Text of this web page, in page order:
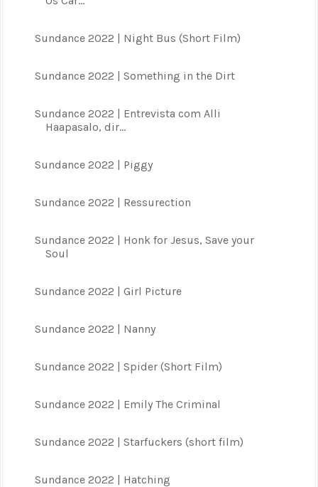
Sundance 2022 | Night Bus (Short Film)
Sundance 2022 | Something in the Dirt
Sundance 2022 | Entrevista com Alli
Haapasalo, dir...
Sundance 2022 | Piggy
Sundance 2022 | Ressurection
Sundance 2022 | Honk for Jesus, Save your
Soul
Sundance 2022 | Girl Picture
Sundance 2022 | Nanny
Sundance 2022 | Spider (Short Film)
Sundance 2022 | Emily The Criminal
Sundance 2022 | Starfuckers (short film)
Sundance 2022 | Hatching